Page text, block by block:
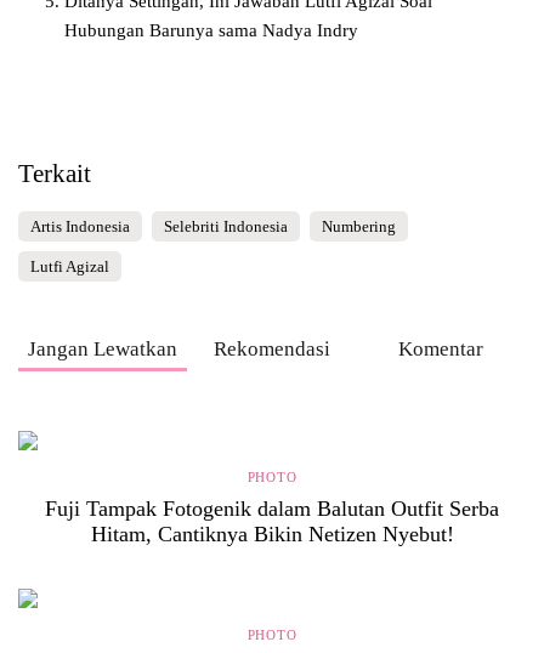
Hubungan Barunya sama Nadya Indry
Terkait
Artis Indonesia Selebriti Indonesia Numbering
Lutfi Agizal
Jangan Lewatkan Rekomendasi Komentar
PHOTO
Fuji Tampak Fotogenik dalam Balutan Outfit Serba
Hitam, Cantiknya Bikin Netizen Nyebut!
PHOTO